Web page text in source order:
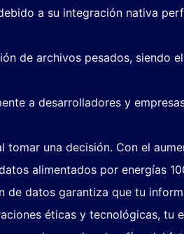
a su integración nativa
de archivos pesados, siendo
a desarrolladores y
tomar una decisión. Con el
alimentados por energías
de datos garantiza que tu
éticas y tecnológicas, tu